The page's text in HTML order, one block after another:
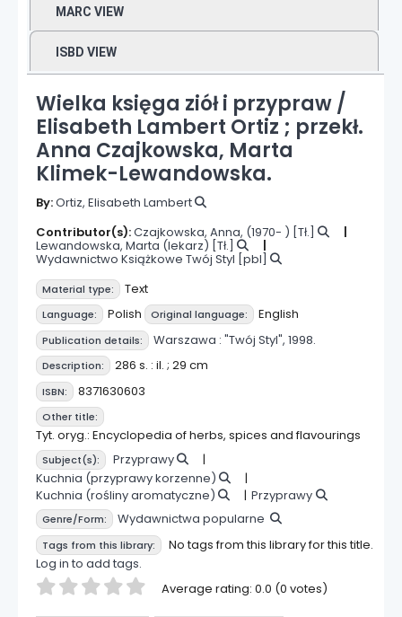
MARC VIEW
ISBD VIEW
Wielka księga ziół i przypraw /
Elisabeth Lambert Ortiz ; przekł.
Anna Czajkowska, Marta
Klimek-Lewandowska.
By:Ortiz, Elisabeth Lambert
Contributor(s):Czajkowska, Anna, (1970- ) [Tł.]
Lewandowska, Marta (lekarz) [Tł.]
Wydawnictwo Książkowe Twój Styl [pbl]
Material type: Text
Language: Polish Original language: English
Publication details: Warszawa : "Twój Styl", 1998.
Description: 286 s. : il. ; 29 cm
ISBN: 8371630603
Other title:
Tyt. oryg.: Encyclopedia of herbs, spices and flavourings
Subject(s):
Przyprawy
Kuchnia (przyprawy korzenne)
Kuchnia (rośliny aromatyczne)
Przyprawy
Genre/Form: Wydawnictwa popularne
Tags from this library:
No tags from this library for this title.
Log in to add tags.
Star ratings Average rating: 0.0 (0 votes)